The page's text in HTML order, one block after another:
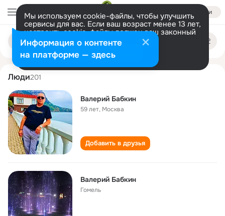
Войти
Мы используем cookie-файлы, чтобы улучшить
сервисы для вас. Если ваш возраст менее 13 лет,
настроить cookie-файлы должен ваш законный
представитель. Больше информации
Разрешить все Настроить
Поиск
людям
valeriy babkin
Люди201
Валерий Бабкин
59 лет, Москва
Добавить в друзья
Валерий Бабкин
Гомель
Информация о контенте
на платформе — здесь